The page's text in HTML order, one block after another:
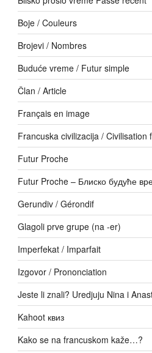
Boje / Couleurs
Brojevi / Nombres
Buduće vreme / Futur simple
Član / Article
Français en image
Francuska civilizacija / Civilisation
Futur Proche
Futur Proche – Блиско будуће
Gerundiv / Gérondif
Glagoli prve grupe (na -er)
Imperfekat / Imparfait
Izgovor / Prononciation
Jeste li znali? Uredjuju Nina i
Kahoot квиз
Kako se na francuskom kaže…?